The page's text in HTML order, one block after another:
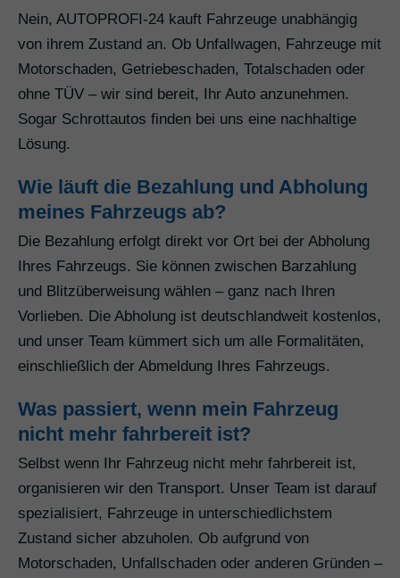
Nein, AUTOPROFI-24 kauft Fahrzeuge unabhängig
von ihrem Zustand an. Ob Unfallwagen, Fahrzeuge mit
Motorschaden, Getriebeschaden, Totalschaden oder
ohne TÜV – wir sind bereit, Ihr Auto anzunehmen.
Sogar Schrottautos finden bei uns eine nachhaltige
Lösung.
Wie läuft die Bezahlung und Abholung
meines Fahrzeugs ab?
Die Bezahlung erfolgt direkt vor Ort bei der Abholung
Ihres Fahrzeugs. Sie können zwischen Barzahlung
und Blitzüberweisung wählen – ganz nach Ihren
Vorlieben. Die Abholung ist deutschlandweit kostenlos,
und unser Team kümmert sich um alle Formalitäten,
einschließlich der Abmeldung Ihres Fahrzeugs.
Was passiert, wenn mein Fahrzeug
nicht mehr fahrbereit ist?
Selbst wenn Ihr Fahrzeug nicht mehr fahrbereit ist,
organisieren wir den Transport. Unser Team ist darauf
spezialisiert, Fahrzeuge in unterschiedlichstem
Zustand sicher abzuholen. Ob aufgrund von
Motorschaden, Unfallschaden oder anderen Gründen –